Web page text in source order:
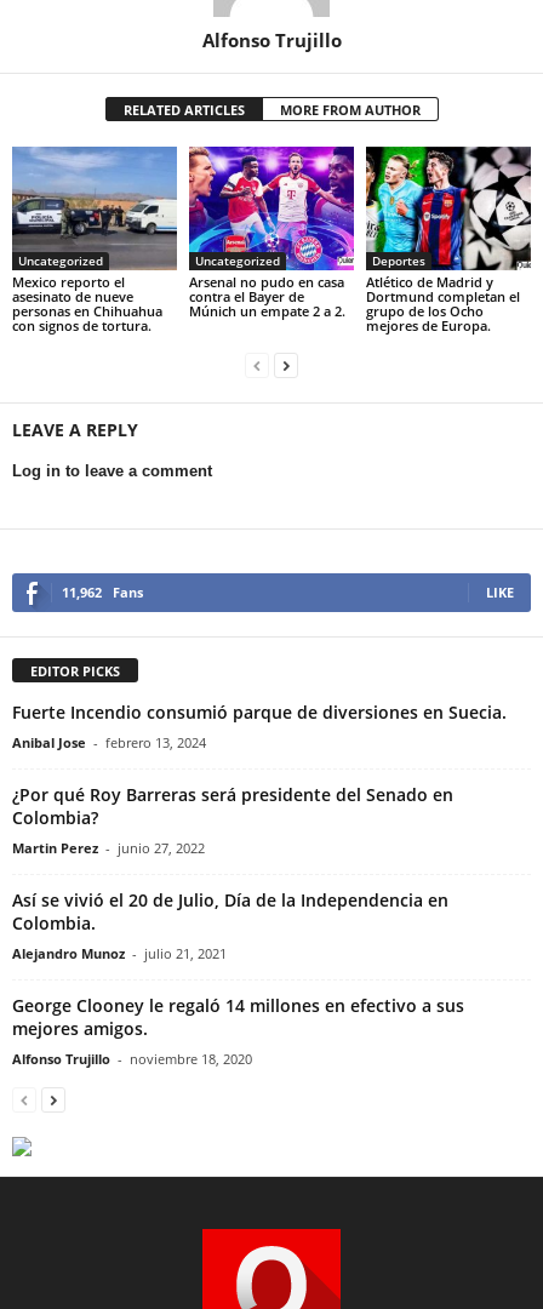
Alfonso Trujillo
RELATED ARTICLES MORE FROM AUTHOR
Uncategorized
Mexico reporto el
asesinato de nueve
personas en Chihuahua
con signos de tortura.
Uncategorized
Arsenal no pudo en casa
contra el Bayer de
Múnich un empate 2 a 2.
Deportes
Atlético de Madrid y
Dortmund completan el
grupo de los Ocho
mejores de Europa.
LEAVE A REPLY
Log in to leave a comment
11,962 Fans LIKE
EDITOR PICKS
Fuerte Incendio consumió parque de diversiones en Suecia.
Anibal Jose - febrero 13, 2024
¿Por qué Roy Barreras será presidente del Senado en
Colombia?
Martin Perez - junio 27, 2022
Así se vivió el 20 de Julio, Día de la Independencia en
Colombia.
Alejandro Munoz - julio 21, 2021
George Clooney le regaló 14 millones en efectivo a sus
mejores amigos.
Alfonso Trujillo - noviembre 18, 2020